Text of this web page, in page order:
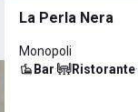
La Perla Nera
Monopoli
Bar· Ristorante·